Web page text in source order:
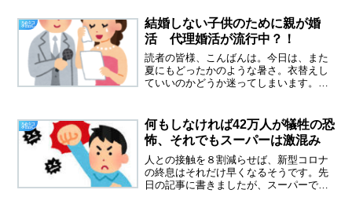
ないと決めていても、まだ思い出すって
ことは、心の中に残ってい...
雑記
結婚しない子供のために親が婚
活 代理婚活が流行中？！
読者の皆様、こんばんは。今日は、また
夏にもどったかのような暑さ。衣替えし
ていいのかどうか迷ってしまいます。明
中？！先日、テレビで代理婚活の特集を
やっていました。芸人、ア...
雑記
何もしなければ42万人が犠牲の恐
怖、それでもスーパーは激混み
人との接触を８割減らせば、新型コロナ
の終息はそれだけ早くなるそうです。先
日の記事に書きましたが、スーパーで働